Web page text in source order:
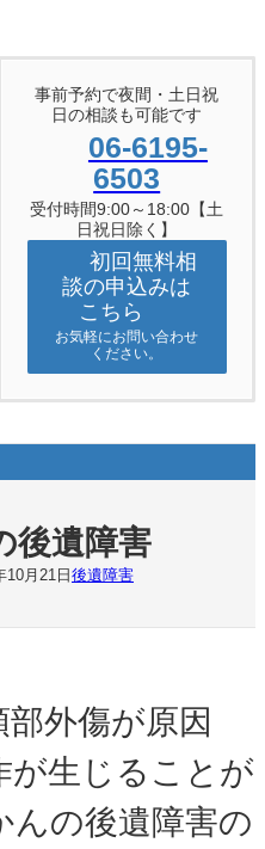
事前予約で夜間・土日祝
日の相談も可能です
06-6195-
6503
受付時間9:00～18:00【土
日祝日除く】
初回無料相
談の申込みは
こちら
お気軽にお問い合わせ
ください。
後遺障害
10月21日 後遺障害
外傷が原因
が生じることが
んの後遺障害の